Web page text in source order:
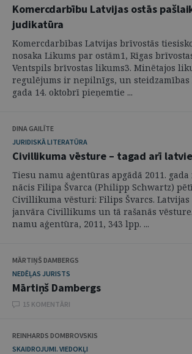
Komercdarbību Latvijas ostās
judikatūra
Komercdarbības Latvijas brīvostās
nosaka Likums par ostām1, Rīgas
Ventspils brīvostas likums3. Minētajos
regulējums ir nepilnīgs, un steidzamības
gada 14. oktobrī pieņemtie ...
DINA GAILĪTE
JURIDISKĀ LITERATŪRA
Civillikuma vēsture – tagad arī
Tiesu namu aģentūras apgādā 2011.
nācis Filipa Švarca (Philipp Schwartz)
Civillikuma vēsturi: Filips Švarcs. Latvijas
janvāra Civillikums un tā rašanās
namu aģentūra, 2011, 343 lpp. ...
MĀRTIŅŠ DAMBERGS
NEDĒĻAS JURISTS
Mārtiņš Dambergs
15 KOMENTĀRI
REINHARDS DOMBROVSKIS
SKAIDROJUMI. VIEDOKĻI